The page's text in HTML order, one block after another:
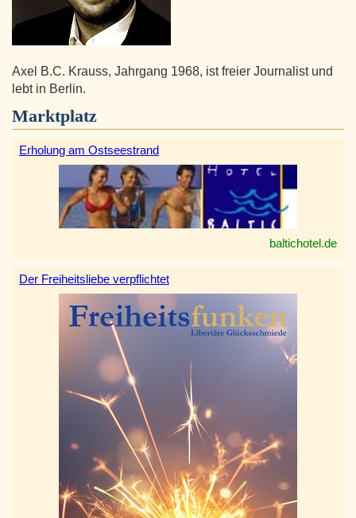
Axel B.C. Krauss, Jahrgang 1968, ist freier Journalist und
lebt in Berlin.
Marktplatz
Erholung am Ostseestrand
baltichotel.de
Der Freiheitsliebe verpflichtet